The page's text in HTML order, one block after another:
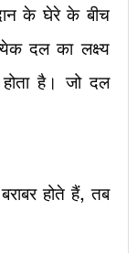
के घेरे के बीच
दल का लक्ष्य
है। जो दल
होते हैं, तब